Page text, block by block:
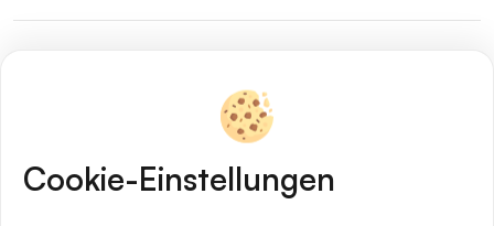
Cookie-Einstellungen